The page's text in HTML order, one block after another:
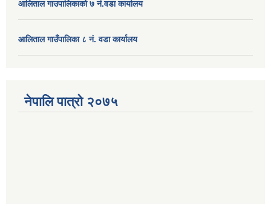
आलिताल गाउपालिकाको ७ नं.वडा कार्यालय
आलिताल गाउँपालिका ८ नं. वडा कार्यालय
नेपालि पात्रो २०७५